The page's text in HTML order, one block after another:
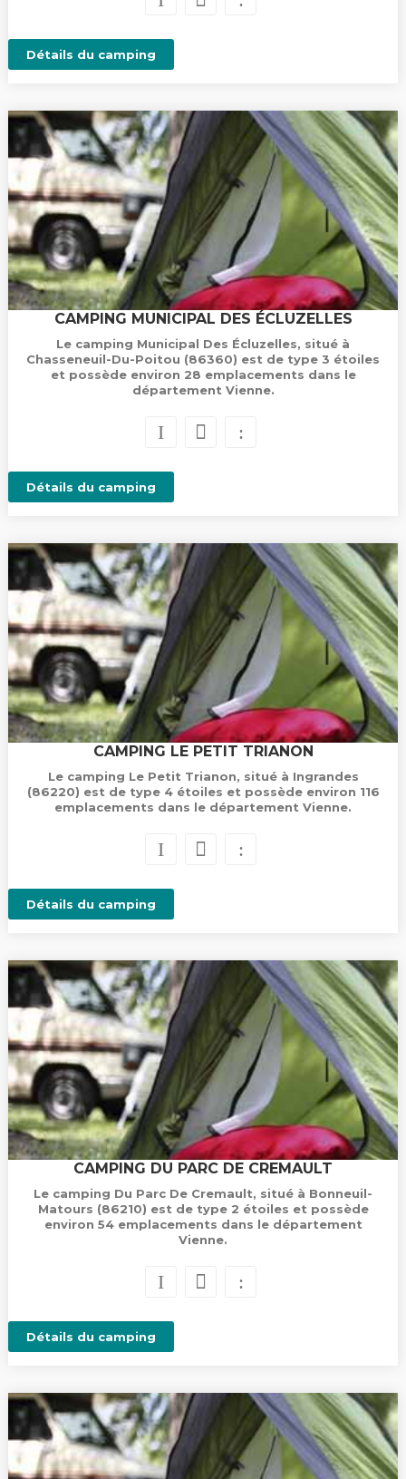
Détails du camping
CAMPING MUNICIPAL DES ÉCLUZELLES
Le camping Municipal Des Écluzelles, situé à
Chasseneuil-Du-Poitou (86360) est de type 3 étoiles
et possède environ 28 emplacements dans le
département Vienne.
Détails du camping
CAMPING LE PETIT TRIANON
Le camping Le Petit Trianon, situé à Ingrandes
(86220) est de type 4 étoiles et possède environ 116
emplacements dans le département Vienne.
Détails du camping
CAMPING DU PARC DE CREMAULT
Le camping Du Parc De Cremault, situé à Bonneuil-
Matours (86210) est de type 2 étoiles et possède
environ 54 emplacements dans le département
Vienne.
Détails du camping